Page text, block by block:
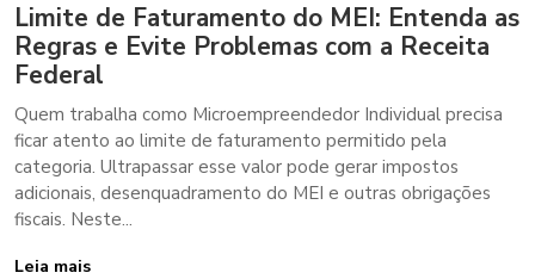
Limite de Faturamento do MEI: Entenda as
Regras e Evite Problemas com a Receita
Federal
Quem trabalha como Microempreendedor Individual precisa
ficar atento ao limite de faturamento permitido pela
categoria. Ultrapassar esse valor pode gerar impostos
adicionais, desenquadramento do MEI e outras obrigações
fiscais. Neste...
Leia mais